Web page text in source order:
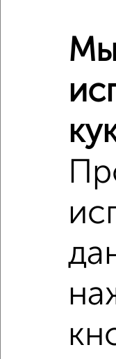
Сравнение
2‑комнатные
Средняя цена район
Это предложение
Средняя цена по
Похожие
Мы